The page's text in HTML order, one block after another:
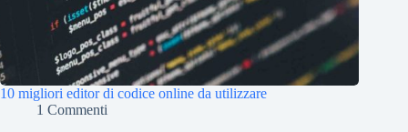
10 migliori editor di codice online da utilizzare
1 Commenti